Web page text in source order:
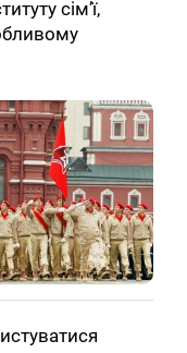
сім’ї,